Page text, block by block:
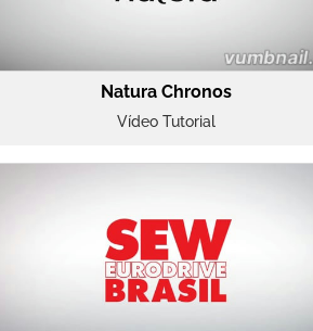
Natura Chronos
Vídeo Tutorial